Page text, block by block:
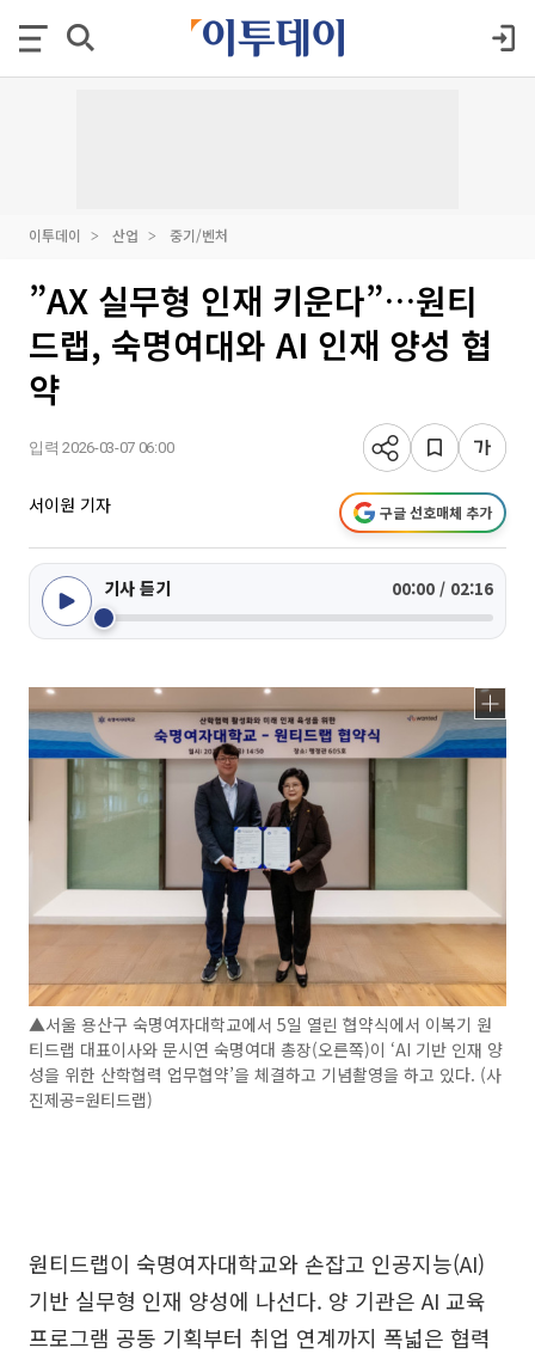
이투데이 산업 중기/벤처
”AX 실무형 인재 키운다”…원티
드랩, 숙명여대와 AI 인재 양성 협
약
입력 2026-03-07 06:00
서이원 기자 구글 선호매체 추가
기사 듣기 00:00 / 02:16
▲서울 용산구 숙명여자대학교에서 5일 열린 협약식에서 이복기 원
티드랩 대표이사와 문시연 숙명여대 총장(오른쪽)이 ‘AI 기반 인재 양
성을 위한 산학협력 업무협약’을 체결하고 기념촬영을 하고 있다. (사
진제공=원티드랩)
원티드랩이 숙명여자대학교와 손잡고 인공지능(AI)
기반 실무형 인재 양성에 나선다. 양 기관은 AI 교육
프로그램 공동 기획부터 취업 연계까지 폭넓은 협력